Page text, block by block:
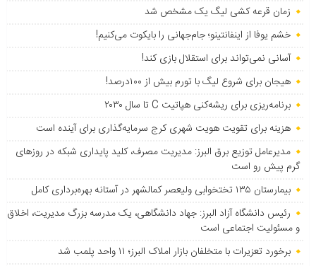
زمان قرعه کشی لیگ یک مشخص شد
خشم یوفا از اینفانتینو؛ جام‌جهانی را بایکوت می‌کنیم!
آسانی نمی‌تواند برای استقلال بازی کند!
هیجان برای شروع لیگ با تورم بیش از ۱۰۰درصد!
برنامه‌ریزی برای ریشه‌کنی هپاتیت C تا سال ۲۰۳۰
هزینه برای تقویت هویت شهری کرج سرمایه‌گذاری برای آینده است
مدیرعامل توزیع برق البرز: مدیریت مصرف، کلید پایداری شبکه در روزهای
گرم پیش رو است
بیمارستان ۱۳۵ تختخوابی ولیعصر کمالشهر در آستانه بهره‌برداری کامل
رئیس دانشگاه آزاد البرز: جهاد دانشگاهی، یک مدرسه بزرگ مدیریت، اخلاق
و مسئولیت اجتماعی است
برخورد تعزیرات با متخلفان بازار املاک البرز؛ ۱۱ واحد پلمب شد